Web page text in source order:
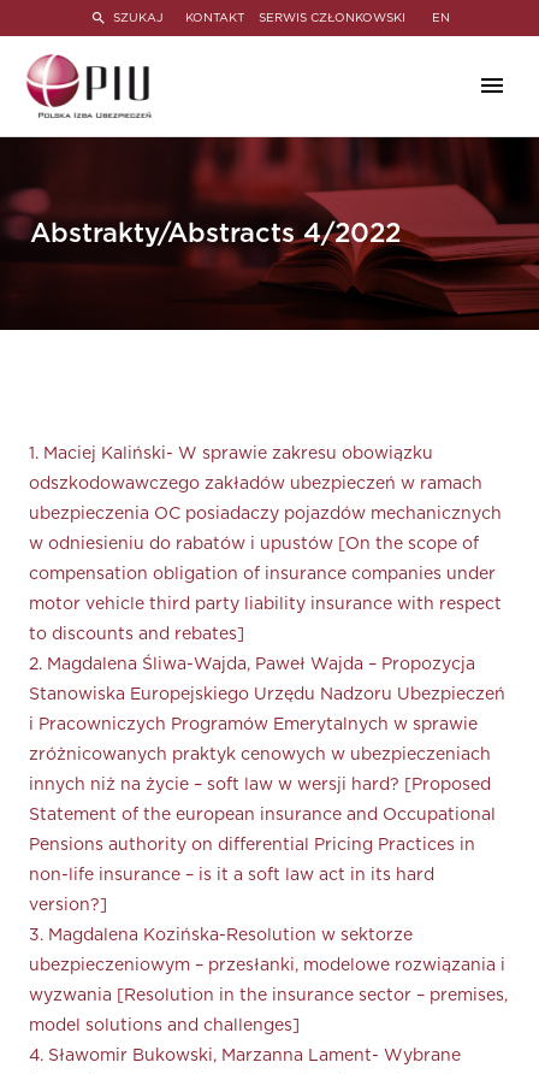
SZUKAJ KONTAKT SERWIS CZŁONKOWSKI EN
Abstrakty/Abstracts 4/2022
1. Maciej Kaliński- W sprawie zakresu obowiązku
odszkodowawczego zakładów ubezpieczeń w ramach
ubezpieczenia OC posiadaczy pojazdów mechanicznych
w odniesieniu do rabatów i upustów [On the scope of
compensation obligation of insurance companies under
motor vehicle third party liability insurance with respect
to discounts and rebates]
2. Magdalena Śliwa-Wajda, Paweł Wajda – Propozycja
Stanowiska Europejskiego Urzędu Nadzoru Ubezpieczeń
i Pracowniczych Programów Emerytalnych w sprawie
zróżnicowanych praktyk cenowych w ubezpieczeniach
innych niż na życie – soft law w wersji hard? [Proposed
Statement of the european insurance and Occupational
Pensions authority on differential Pricing Practices in
non-life insurance – is it a soft law act in its hard
version?]
3. Magdalena Kozińska-Resolution w sektorze
ubezpieczeniowym – przesłanki, modelowe rozwiązania i
wyzwania [Resolution in the insurance sector – premises,
model solutions and challenges]
4. Sławomir Bukowski, Marzanna Lament- Wybrane